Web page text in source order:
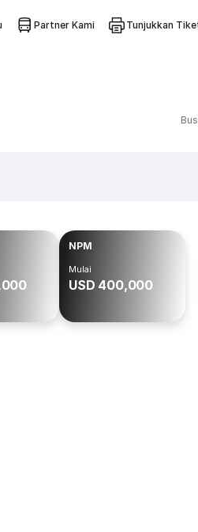
Partner Kami Tunjukkan
NPM
Mulai
USD 400,000